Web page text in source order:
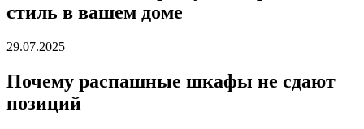
стиль в вашем доме
29.07.2025
Почему распашные шкафы не сдают
позиций